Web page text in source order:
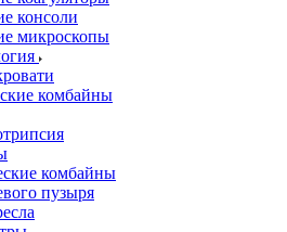
консоли
микроскопы
комбайны
комбайны
пузыря